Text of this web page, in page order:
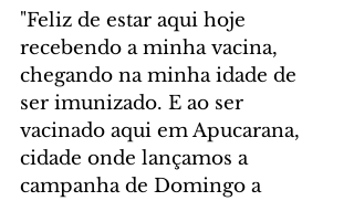
"Feliz de estar aqui hoje
recebendo a minha vacina,
chegando na minha idade de
ser imunizado. E ao ser
vacinado aqui em Apucarana,
cidade onde lançamos a
campanha de Domingo a